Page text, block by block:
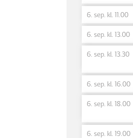
6. sep. kl. 11.00
6. sep. kl. 13.00
6. sep. kl. 13.30
6. sep. kl. 16.00
6. sep. kl. 18.00
6. sep. kl. 19.00